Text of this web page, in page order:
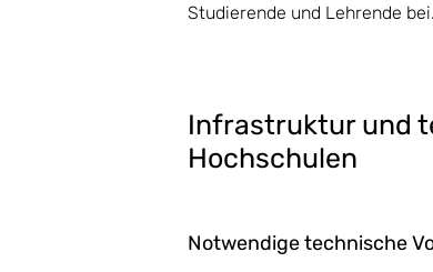
Studierende und Lehrende bei.
Infrastruktur und
Hochschulen
Notwendige technische